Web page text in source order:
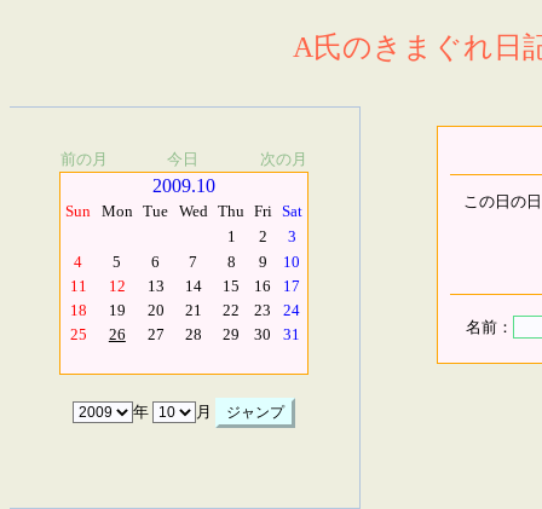
A氏のきまぐれ日
前の月 今日 次の月
2009.10
Sun Mon Tue Wed Thu Fri Sat
1
2
3
4
5 6 7 8 9
10
11
12 13 14 15 16
17
18
19 20 21 22 23
24
25
26 27 28 29 30 31
年 月
この日の
名前：